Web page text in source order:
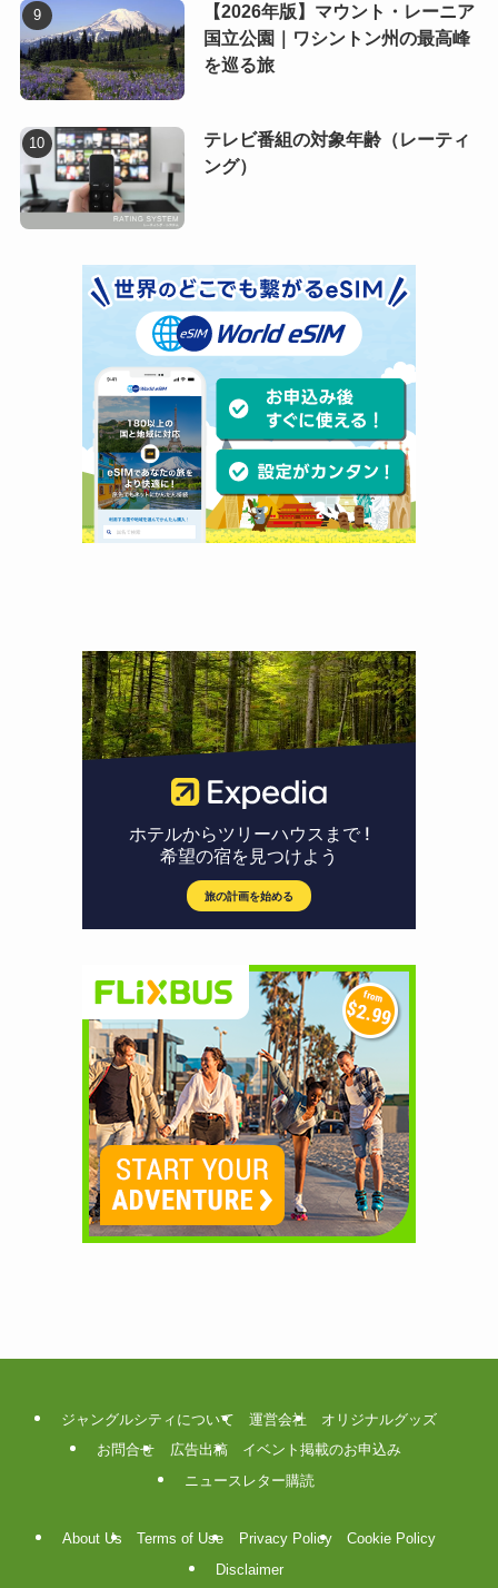
【2026年版】マウント・レーニア
国立公園｜ワシントン州の最高峰
を巡る旅
テレビ番組の対象年齢（レーティ
ング）
ジャングルシティについて 運営会社
オリジナルグッズ
お問合せ
広告出稿
イベント掲載のお申込み
ニュースレター購読
About Us Terms of Use Privacy Policy
Cookie Policy
Disclaimer